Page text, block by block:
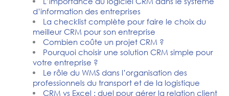
d’information des entreprises
La checklist complète pour faire le choix du
meilleur CRM pour son entreprise
Combien coûte un projet CRM ?
Pourquoi choisir une solution CRM simple pour
votre entreprise ?
Le rôle du WMS dans l’organisation des
professionnels du transport et de la logistique
CRM vs Excel : duel pour gérer la relation client